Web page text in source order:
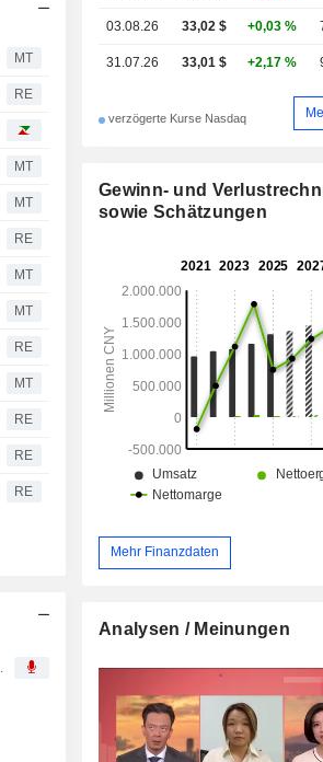
MT
RE
MT
MT
RE
MT
MT
RE
MT
RE
RE
RE
03.08.26 33,02 $ +0,03 %
31.07.26 33,01 $ +2,17 %
verzögerte Kurse Nasdaq
Gewinn- und
sowie Schätzungen
Mehr Finanzdaten
Analysen / Meinungen